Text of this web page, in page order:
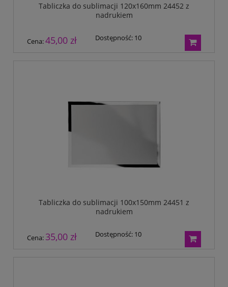
Tabliczka do sublimacji 120x160mm 24452 z
nadrukiem
Cena:45,00 zł Dostępność: 10
Tabliczka do sublimacji 100x150mm 24451 z
nadrukiem
Cena: 35,00 zł Dostępność: 10